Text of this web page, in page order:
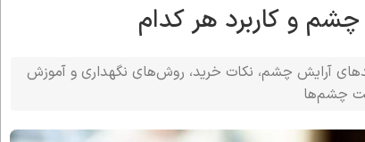
چشم و کاربرد هر کدام
آرایش چشم، نکات خرید، روش‌های نگهداری و آموزش
چشم‌ها